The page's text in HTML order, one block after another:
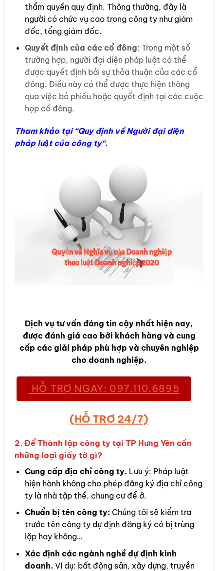
thẩm quyền quy định. Thông thường, đây là
người có chức vụ cao trong công ty như giám
đốc, tổng giám đốc.
Quyết định của các cổ đông: Trong một số
trường hợp, người đại diện pháp luật có thể
được quyết định bởi sự thỏa thuận của các cổ
đông. Điều này có thể được thực hiện thông
qua việc bỏ phiếu hoặc quyết định tại các cuộc
họp cổ đông.
Tham khảo tại “Quy định về Người đại diện
pháp luật của công ty“.
Dịch vụ tư vấn đáng tin cậy nhất hiện nay,
được đánh giá cao bởi khách hàng và cung
cấp các giải pháp phù hợp và chuyên nghiệp
cho doanh nghiệp.
HỖ TRỢ NGAY: 097.110.6895
(HỖ TRỢ 24/7)
2. Để Thành lập công ty tại TP Hưng Yên cần
những loại giấy tờ gì?
Cung cấp địa chỉ công ty. Lưu ý: Pháp luật
hiện hành không cho phép đăng ký địa chỉ công
ty là nhà tập thể, chung cư để ở.
Chuẩn bị tên công ty: Chúng tôi sẽ kiểm tra
trước tên công ty dự định đăng ký có bị trùng
lặp hay không…
Xác định các ngành nghề dự định kinh
doanh. Ví dụ: bất động sản, xây dựng, truyền